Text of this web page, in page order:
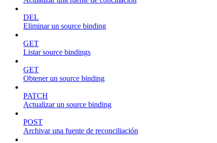
DEL
Eliminar un source binding
GET
Listar source bindings
GET
Obtener un source binding
PATCH
Actualizar un source binding
POST
Archivar una fuente de reconciliación